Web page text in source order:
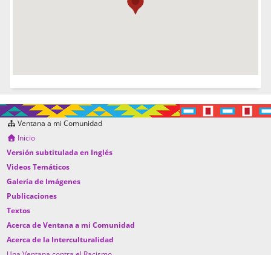
Ventana a mi Comunidad
Inicio
Versión subtitulada en Inglés
Videos Temáticos
Galería de Imágenes
Publicaciones
Textos
Acerca de Ventana a mi Comunidad
Acerca de la Interculturalidad